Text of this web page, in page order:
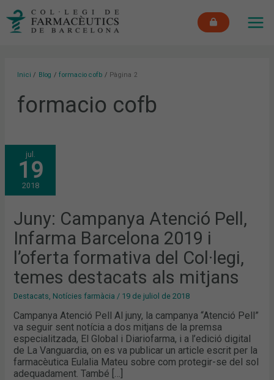
Inici Blog formacio cofb Pàgina 2
formacio cofb
jul.
19
2018
Juny: Campanya Atenció Pell,
Infarma Barcelona 2019 i
l’oferta formativa del Col·legi,
temes destacats als mitjans
Destacats Notícies farmàcia / 19 de juliol de 2018
Campanya Atenció Pell Al juny, la campanya “Atenció Pell”
va seguir sent notícia a dos mitjans de la premsa
especialitzada, El Global i Diariofarma, i a l’edició digital
de La Vanguardia, on es va publicar un article escrit per la
farmacèutica Eulalia Mateu sobre com protegir-se del sol
adequadament. També […]
JUNY:
CAMPANYA
ATENCIÓ
PELL,
INFARMA
BARCELONA
2019
L’OFERTA
FORMATIVA
DEL
COL·LEGI,
TEMES
DESTACATS
ALS
MITJANS